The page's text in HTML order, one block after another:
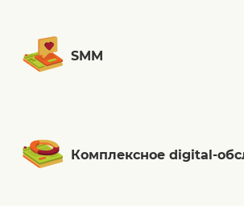
SMM
Комплексное digital-